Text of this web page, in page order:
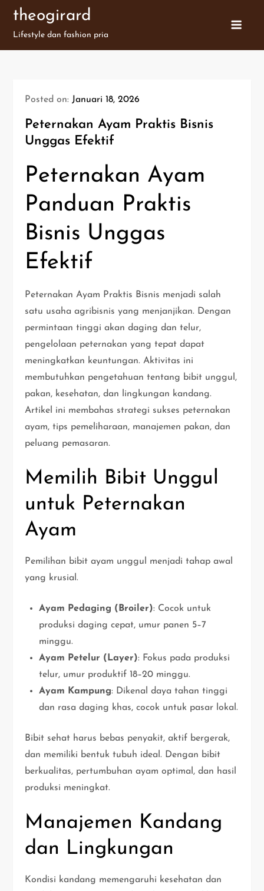
content
theogirard
Lifestyle dan fashion pria
Posted on: Januari 18, 2026
Peternakan Ayam Praktis Bisnis
Unggas Efektif
Peternakan Ayam
Panduan Praktis
Bisnis Unggas
Efektif
Peternakan Ayam Praktis Bisnis menjadi salah
satu usaha agribisnis yang menjanjikan. Dengan
permintaan tinggi akan daging dan telur,
pengelolaan peternakan yang tepat dapat
meningkatkan keuntungan. Aktivitas ini
membutuhkan pengetahuan tentang bibit unggul,
pakan, kesehatan, dan lingkungan kandang.
Artikel ini membahas strategi sukses peternakan
ayam, tips pemeliharaan, manajemen pakan, dan
peluang pemasaran.
Memilih Bibit Unggul
untuk Peternakan
Ayam
Pemilihan bibit ayam unggul menjadi tahap awal
yang krusial.
Ayam Pedaging (Broiler): Cocok untuk
produksi daging cepat, umur panen 5–7
minggu.
Ayam Petelur (Layer): Fokus pada produksi
telur, umur produktif 18–20 minggu.
Ayam Kampung: Dikenal daya tahan tinggi
dan rasa daging khas, cocok untuk pasar lokal.
Bibit sehat harus bebas penyakit, aktif bergerak,
dan memiliki bentuk tubuh ideal. Dengan bibit
berkualitas, pertumbuhan ayam optimal, dan hasil
produksi meningkat.
Manajemen Kandang
dan Lingkungan
Kondisi kandang memengaruhi kesehatan dan